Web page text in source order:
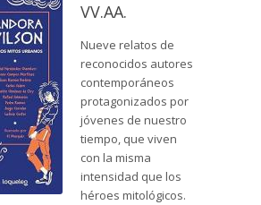
VV.AA.
Nueve relatos de
reconocidos autores
contemporáneos
protagonizados por
jóvenes de nuestro
tiempo, que viven
con la misma
intensidad que los
héroes mitológicos.